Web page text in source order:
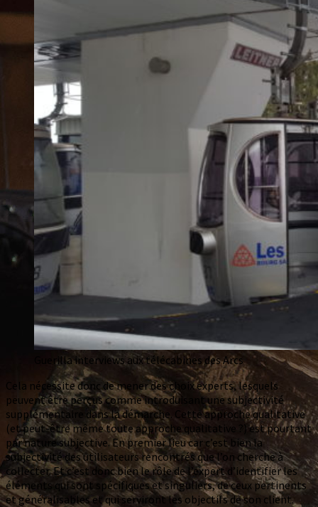
Guerilla interviews aux télécabines des Arcs
Cela nécessite donc de mener des choix experts, lesquels
peuvent être perçus comme introduisant une subjectivité
supplémentaire dans la démarche. Cette approche qualitative
(et peut-être même toute approche qualitative ?) est pourtant
par nature subjective. En premier lieu car c’est bien la
subjectivité des utilisateurs rencontrés que l’on cherche à
collecter. Et c’est donc bien le rôle de l’expert d’identifier les
éléments qui sont spécifiques et singuliers, de ceux pertinents
et généralisables et qui serviront les objectifs de son client.